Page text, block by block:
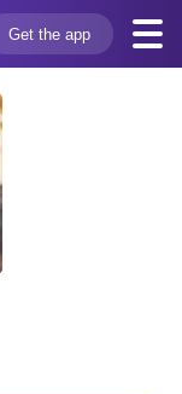
Get the app